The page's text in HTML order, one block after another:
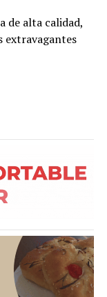
de alta calidad,
extravagantes